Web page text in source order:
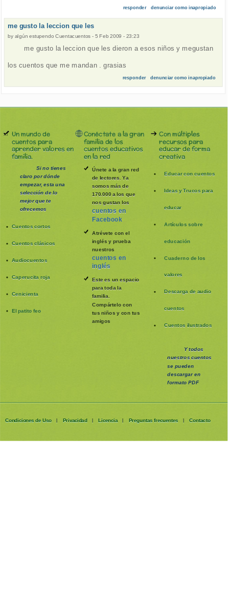
responder denunciar como inapropiado
me gusto la leccion que les
by algún estupendo Cuentacuentos - 5 Feb 2009 - 23:23
me gusto la leccion que les dieron a esos niños y megustan
los cuentos que me mandan . grasias
responder denunciar como inapropiado
Un mundo de
cuentos para
aprender valores en
familia.
Si no tienes
claro por dónde
empezar, esta una
selección de lo
mejor que te
ofrecemos
Cuentos cortos
Cuentos clásicos
Audiocuentos
Caperucita roja
Cenicienta
El patito feo
Conéctate a la gran
familia de los
cuentos educativos
en la red
Únete a la gran red
de lectores. Ya
somos más de
170.000 a los que
nos gustan los
cuentos en
Facebook
Atrévete con el
inglés y prueba
nuestros
cuentos en
inglés
Este es un espacio
para toda la
familia.
Compártelo con
tus niños y con tus
amigos
Con múltiples
recursos para
educar de forma
creativa
Educar con cuentos
Ideas y Trucos para
educar
Artículos sobre
educación
Cuaderno de los
valores
Descarga de audio
cuentos
Cuentos ilustrados
Y todos
nuestros cuentos
se pueden
descargar en
formato PDF
Condiciones de Uso | Privacidad | Licencia | Preguntas frecuentes | Contacto